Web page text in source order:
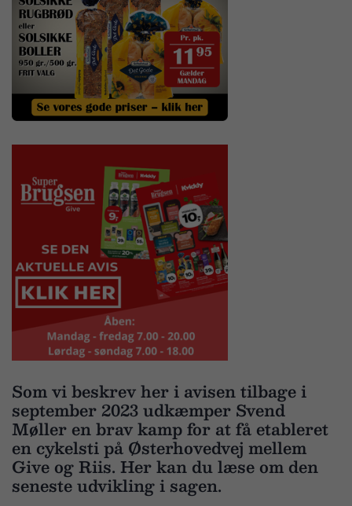
Som vi beskrev her i avisen tilbage i
september 2023 udkæmper Svend
Møller en brav kamp for at få etableret
en cykelsti på Østerhovedvej mellem
Give og Riis. Her kan du læse om den
seneste udvikling i sagen.